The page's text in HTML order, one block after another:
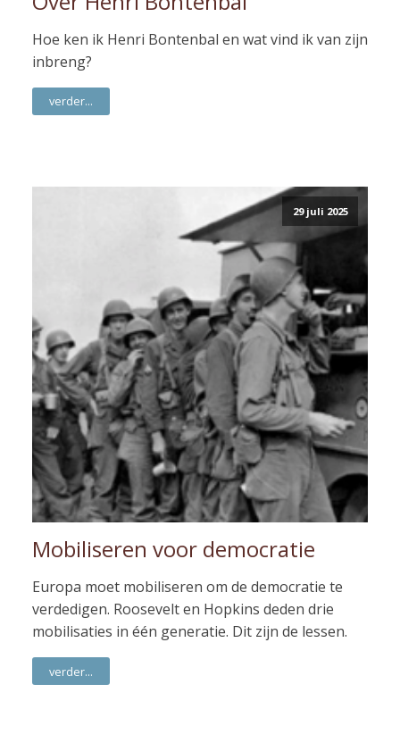
Hoe ken ik Henri Bontenbal en wat vind ik van zijn
inbreng?
verder...
29 juli 2025
Mobiliseren voor democratie
Europa moet mobiliseren om de democratie te
verdedigen. Roosevelt en Hopkins deden drie
mobilisaties in één generatie. Dit zijn de lessen.
verder...